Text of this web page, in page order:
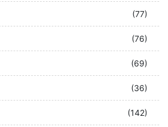
(77)
(76)
(69)
(36)
(142)